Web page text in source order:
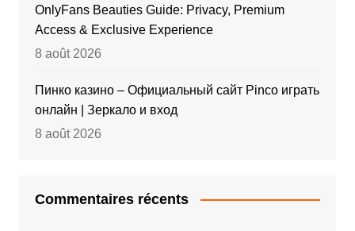
OnlyFans Beauties Guide: Privacy, Premium
Access & Exclusive Experience
8 août 2026
Пинко казино – Официальный сайт Pinco играть
онлайн | Зеркало и вход
8 août 2026
Commentaires récents